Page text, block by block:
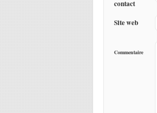
contact
Site web
Commentaire